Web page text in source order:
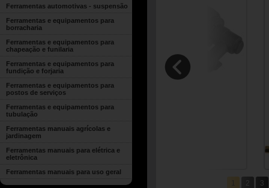
Ferramentas automotivas - suspensão
Ferramentas e equipamentos para
borracharia
Ferramentas e equipamentos para
chapeação e funilaria
Ferramentas e equipamentos para
fundição e forjaria
Ferramentas e equipamentos para
postos de serviços
Ferramentas e equipamentos para
tubulação
Ferramentas manuais agrícolas e
jardinagem
Ferramentas manuais para elétrica e
eletrônica
Ferramentas manuais para uso geral
2 3